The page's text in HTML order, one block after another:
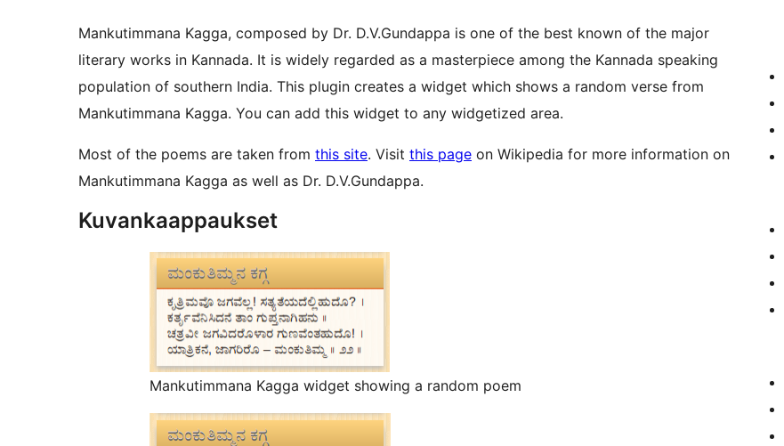
Mankutimmana Kagga, composed by Dr. D.V.Gundappa is one of the best known of the major
literary works in Kannada. It is widely regarded as a masterpiece among the Kannada speaking
population of southern India. This plugin creates a widget which shows a random verse from
Mankutimmana Kagga. You can add this widget to any widgetized area.
Most of the poems are taken from this site. Visit this page on Wikipedia for more information on
Mankutimmana Kagga as well as Dr. D.V.Gundappa.
Kuvankaappaukset
Mankutimmana Kagga widget showing a random poem